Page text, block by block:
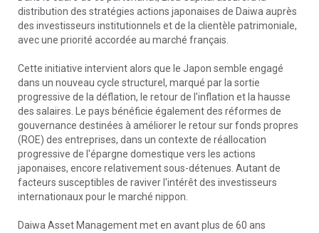
distribution des stratégies actions japonaises de Daiwa auprès
des investisseurs institutionnels et de la clientèle patrimoniale,
avec une priorité accordée au marché français.
Cette initiative intervient alors que le Japon semble engagé
dans un nouveau cycle structurel, marqué par la sortie
progressive de la déflation, le retour de l'inflation et la hausse
des salaires. Le pays bénéficie également des réformes de
gouvernance destinées à améliorer le retour sur fonds propres
(ROE) des entreprises, dans un contexte de réallocation
progressive de l'épargne domestique vers les actions
japonaises, encore relativement sous-détenues. Autant de
facteurs susceptibles de raviver l'intérêt des investisseurs
internationaux pour le marché nippon.
Daiwa Asset Management met en avant plus de 60 ans